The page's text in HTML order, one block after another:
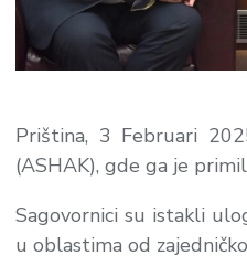
Priština, 3 Februari
(ASHAK), gde ga je
Sagovornici su istakli
u oblastima od